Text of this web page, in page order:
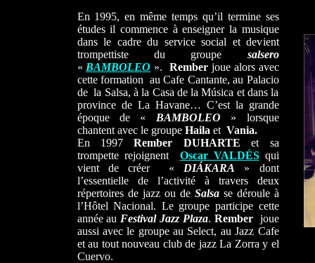
En 1995, en même temps qu’il termine ses
études il commence à enseigner la musique
dans le cadre du service social et devient
trompettiste du groupe salsero
« BAMBOLEO ». Remberjoue alors avec
cette formation au Cafe Cantante, au Palacio
de la Salsa, à la Casa de la Música et dans la
province de La Havane… C’est la grande
époque de « BAMBOLEO » lorsque
chantent avec le groupe Haila et Vania.
En 1997Rember DUHARTE et sa
trompette rejoignent Oscar VALDÉSqui
vient de créer « DIÁKARA
» dont
l’essentielle de l’activité à travers deux
répertoires de jazz ou de Salsase déroule à
l’Hôtel Nacional. Le groupe participe cette
année au Festival Jazz Plaza. Remberjoue
aussi avec le groupe au Select, au Jazz Cafe
et au tout nouveau club de jazz La Zorra y el
Cuervo.